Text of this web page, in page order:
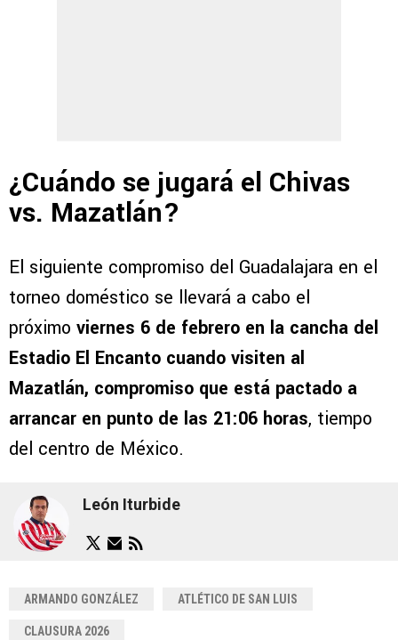
¿Cuándo se jugará el Chivas
vs. Mazatlán?
El siguiente compromiso del Guadalajara en el
torneo doméstico se llevará a cabo el
próximo viernes 6 de febrero en la cancha del
Estadio El Encanto cuando visiten al
Mazatlán, compromiso que está pactado a
arrancar en punto de las 21:06 horas, tiempo
del centro de México.
León Iturbide
ARMANDO GONZÁLEZ ATLÉTICO DE SAN LUIS
CLAUSURA 2026